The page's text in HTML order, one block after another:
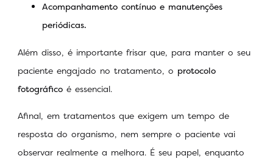
Acompanhamento contínuo e manutenções
periódicas.
Além disso, é importante frisar que, para manter o seu
paciente engajado no tratamento, o protocolo
fotográfico é essencial.
Afinal, em tratamentos que exigem um tempo de
resposta do organismo, nem sempre o paciente vai
observar realmente a melhora. É seu papel, enquanto